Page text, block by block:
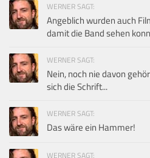
WERNER SAGT:
Angeblich wurden auch
damit die Band sehen
WERNER SAGT:
Nein, noch nie davon
sich die Schrift...
WERNER SAGT:
Das wäre ein Hammer!
WERNER SAGT: